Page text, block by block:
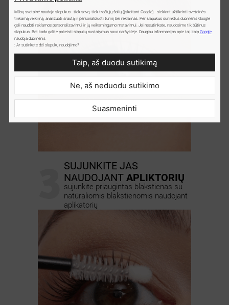
SUJUNKITE JAS
NAUDOJANT APLIKTORIŲ
sujunkite priaugintas blakstienas su
natūraliomis blakstienomis naudojant
aplikatorių
Mūsų svetainė naudoja slapukus - tiek savo, tiek trečiųjų šalių (įskaitant Google) - siekiant užtikrinti svetainės
tinkamą veikimą, analizuoti srautą ir personalizuoti turinį bei reklamas. Per slapukus surinktus duomenis Google
gali naudoti reklamos personalizavimui ir jų veiksmingumo matavimui. Jei nesutinkate, naudosime tik būtinus
slapukus. Bet kada galite pakeisti slapukų nustatymus savo naršyklėje. Daugiau informacijos apie tai, kaip Google
naudoja duomenis
: Ar sutinkate dėl slapukų naudojimo?
Taip, aš duodu sutikimą
Ne, aš neduodu sutikimo
Suasmeninti